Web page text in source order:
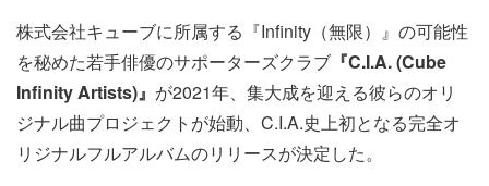
株式会社キューブに所属する『Infinity（無限）』の可能性
を秘めた若手俳優のサポーターズクラブ 『C.I.A. (Cube
Infinity Artists)』 が2021年、集大成を迎える彼らのオリ
ジナル曲プロジェクトが始動、C.I.A.史上初となる完全オ
リジナルフルアルバムのリリースが決定した。